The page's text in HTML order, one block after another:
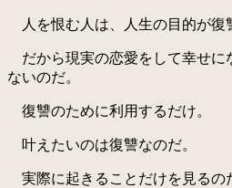
人を恨む人は、人生の目的が復
だから現実の恋愛をして幸せに
ないのだ。
復讐のために利用するだけ。
叶えたいのは復讐なのだ。
実際に起きることだけを見るの